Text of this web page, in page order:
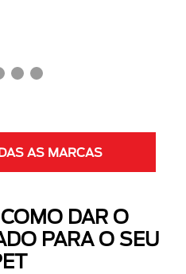
AS MARCAS
DAR O
PARA O SEU